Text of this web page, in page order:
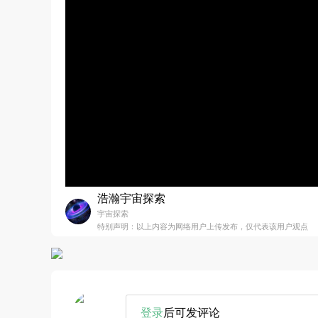
浩瀚宇宙探索
宇宙探索
特别声明：以上内容为网络用户上传发布，仅代表该用户观点
登录后可发评论